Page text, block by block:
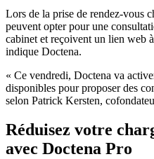
Lors de la prise de rendez-vous
peuvent opter pour une
cabinet et reçoivent un lien web
indique Doctena.
« Ce vendredi, Doctena va
disponibles pour proposer des
selon Patrick Kersten,
Réduisez votre
avec Doctena Pro